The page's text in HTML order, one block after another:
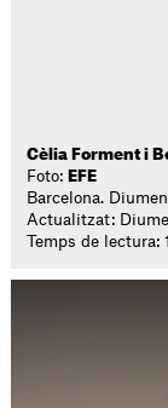
Cèlia Forment i
Foto: EFE
Barcelona.
Actualitzat:
Temps de lectura: